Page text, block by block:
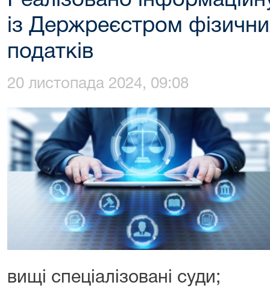
із Держреєстром
податків
20 листопада 2024, 09:08
вищі спеціалізовані суди;